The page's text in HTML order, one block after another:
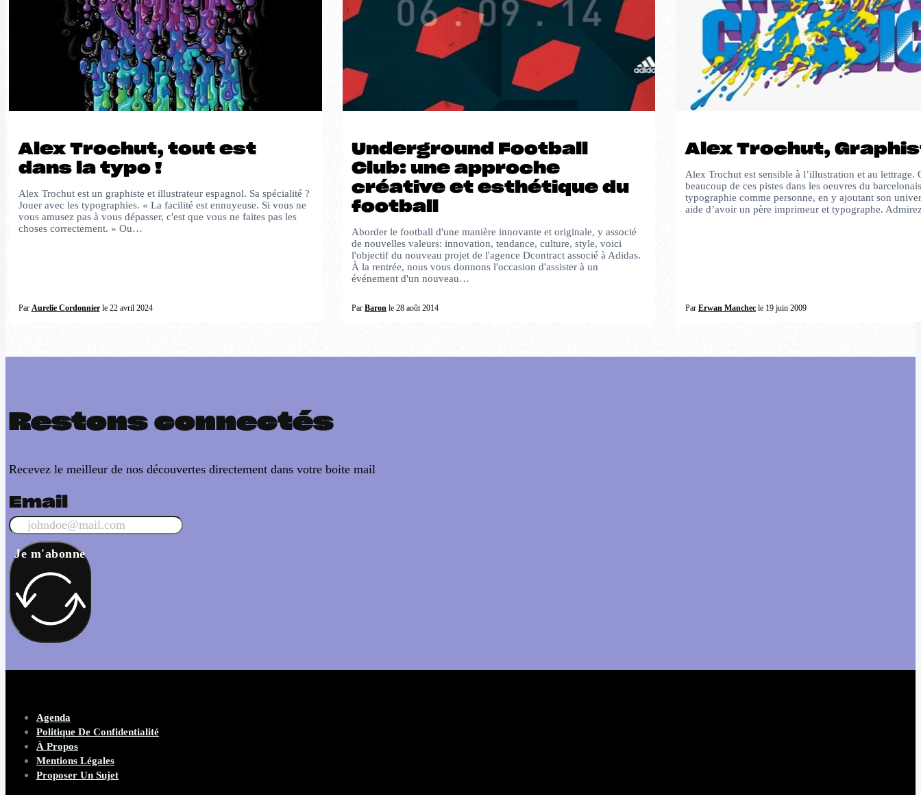
Alex Trochut, tout est
dans la typo !
Alex Trochut est un graphiste et illustrateur espagnol. Sa spécialité ?
Jouer avec les typographies. « La facilité est ennuyeuse. Si vous ne
vous amusez pas à vous dépasser, c'est que vous ne faites pas les
choses correctement. » Ou…
Par Aurelie Cordonnierle 22 avril 2024
Underground Football
Club: une approche
créative et esthétique du
football
Aborder le football d'une manière innovante et originale, y associé
de nouvelles valeurs: innovation, tendance, culture, style, voici
l'objectif du nouveau projet de l'agence Dcontract associé à Adidas.
À la rentrée, nous vous donnons l'occasion d'assister à un
événement d'un nouveau…
ParBaron le 28 août 2014
Alex Trochut,
Alex Trochut est sensible à lʼillustration et au lettrage.
beaucoup de ces pistes dans les oeuvres du
typographie comme personne, en y ajoutant son
aide dʼavoir un père imprimeur et typographe.
Par Erwan Manchecle 19 juin 2009
Restons connectés
Recevez le meilleur de nos découvertes directement dans votre boite mail
Email
Je m'abonne
Agenda
Politique De Confidentialité
À Propos
Mentions Légales
Proposer Un Sujet